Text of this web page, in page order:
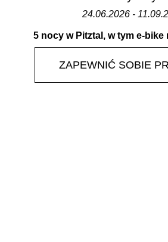
24.06.2026 -
5 nocy w Pitztal, w tym e-bike
ZAPEWNIĆ SOBIE